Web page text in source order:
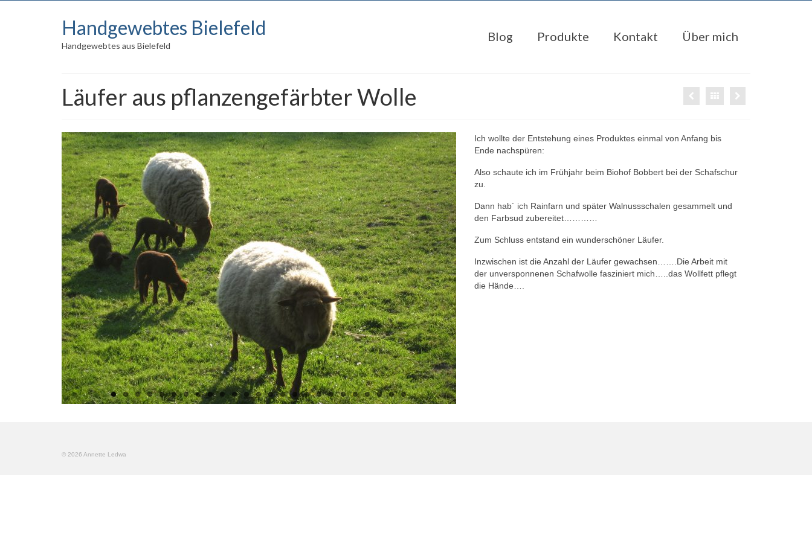
Handgewebtes Bielefeld
Handgewebtes aus Bielefeld
Blog Produkte Kontakt Über mich
Läufer aus pflanzengefärbter Wolle
Ich wollte der Entstehung eines Produktes einmal von Anfang bis
Ende nachspüren:
Also schaute ich im Frühjahr beim Biohof Bobbert bei der Schafschur
zu.
Dann hab´ ich Rainfarn und später Walnussschalen gesammelt und
den Farbsud zubereitet…………
Zum Schluss entstand ein wunderschöner Läufer.
Inzwischen ist die Anzahl der Läufer gewachsen…….Die Arbeit mit
der unversponnenen Schafwolle fasziniert mich…..das Wollfett pflegt
die Hände….
© 2026 Annette Ledwa